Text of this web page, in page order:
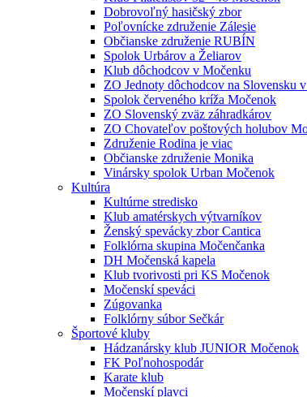
Dobrovoľný hasičský zbor
Poľovnícke združenie Zálesie
Občianske združenie RUBÍN
Spolok Urbárov a Želiarov
Klub dôchodcov v Močenku
ZO Jednoty dôchodcov na Slovensku
Spolok červeného kríža Močenok
ZO Slovenský zväz záhradkárov
ZO Chovateľov poštových holubov
Združenie Rodina je viac
Občianske združenie Monika
Vinársky spolok Urban Močenok
Kultúra
Kultúrne stredisko
Klub amatérskych výtvarníkov
Ženský spevácky zbor Cantica
Folklórna skupina Močenčanka
DH Močenská kapela
Klub tvorivosti pri KS Močenok
Močenskí speváci
Zúgovanka
Folklórny súbor Sečkár
Športové kluby
Hádzanársky klub JUNIOR Močenok
FK Poľnohospodár
Karate klub
Močenskí plavci